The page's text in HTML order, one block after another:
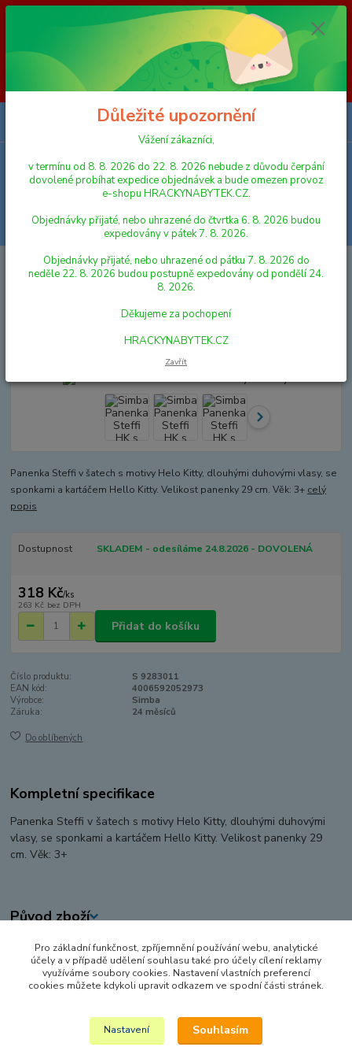
Vážení zákazníci, v termínu od 8. 8. 2026 do 23. 8. 2026 nebude z
důvodu čerpání dovolené probíhat expedice objednávek a bude omezen
provoz e-shopu HRACKYNABYTEK.CZ. Objednávky přijaté, nebo
uhrazené do čtvrtka 6. 8. 2026 budou expedovány v pátek 7. 8. 2026.
Objednávky přijaté, nebo uhrazené od pátku 7. 8. 2026 do neděle 23. 8.
2026 budou postupně expedovány od pondělí 24. 8. 2026. Děkujeme za
pochopení HRACKYNABYTEK.CZ
Menu
Hledat
PANENKY, DOPLŇKY K PANENKÁM
Simba Panenka Steffi HK s
duhovými vlasy
Simba Panenka Steffi HK s
duhovými vlasy
Panenka Steffi v šatech s motivy Helo Kitty, dlouhými duhovými vlasy, se
sponkami a kartáčem Hello Kitty. Velikost panenky 29 cm. Věk: 3+ celý
popis
Dostupnost SKLADEM - odesíláme 24.8.2026 - DOVOLENÁ
318 Kč/ks
263 Kč bez DPH
Přidat do košíku
Číslo produktu:
S 9283011
EAN kód:
4006592052973
Výrobce:
Simba
Záruka:
24 měsíců
Do oblíbených
Kompletní specifikace
Panenka Steffi v šatech s motivy Helo Kitty, dlouhými duhovými
vlasy, se sponkami a kartáčem Hello Kitty. Velikost panenky 29
cm. Věk: 3+
Původ zboží
Zboží zařazeno v kategoriích
PANENKY, DOPLŇKY K PANENKÁM
Důležité upozornění
Vážení zákazníci,
v termínu od 8. 8. 2026 do 22. 8. 2026 nebude z důvodu čerpání
dovolené probíhat expedice objednávek a bude omezen provoz
e-shopu HRACKYNABYTEK.CZ.
Objednávky přijaté, nebo uhrazené do čtvrtka 6. 8. 2026 budou
expedovány v pátek 7. 8. 2026.
Objednávky přijaté, nebo uhrazené od pátku 7. 8. 2026 do
neděle 22. 8. 2026 budou postupně expedovány od pondělí 24.
8. 2026.
Děkujeme za pochopení
HRACKYNABYTEK.CZ
Zavřít
Pro základní funkčnost, zpříjemnění používání webu, analytické
účely a v případě udělení souhlasu také pro účely cílení reklamy
využíváme soubory cookies. Nastavení vlastních preferencí
cookies můžete kdykoli upravit odkazem ve spodní části stránek.
Nastavení Souhlasím